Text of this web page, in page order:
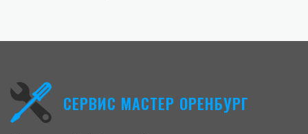
СЕРВИС МАСТЕР ОРЕНБУРГ